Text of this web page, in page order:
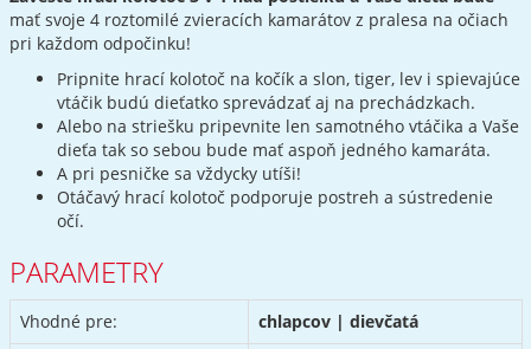
mať svoje 4 roztomilé zvieracích kamarátov z pralesa na očiach
pri každom odpočinku!
Pripnite hrací kolotoč na kočík a slon, tiger, lev i spievajúce
vtáčik budú dieťatko sprevádzať aj na prechádzkach.
Alebo na striešku pripevnite len samotného vtáčika a Vaše
dieťa tak so sebou bude mať aspoň jedného kamaráta.
A pri pesničke sa vždycky utíši!
Otáčavý hrací kolotoč podporuje postreh a sústredenie
očí.
PARAMETRY
Vhodné pre:
chlapcov | dievčatá